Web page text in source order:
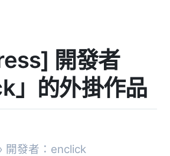
開發者
」的外掛作品
› 開發者：enclick